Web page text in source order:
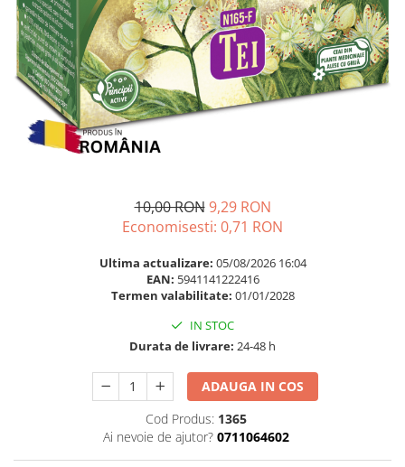
Omega 3
Par si unghii
Probiotice si prebiotice
Prostata
Sanatate urinara
Somn stres si anxietate
Supliment Vitamina C
Supliment Vitamina D3
Ingrijire par
Balsam masca si tratament
Produse cu SPF Pentru Fata
Repelenti insecte
10,00 RON 9,29 RON
Economisesti: 0,71 RON
Ultima actualizare: 05/08/2026 16:04
EAN: 5941141222416
Termen valabilitate: 01/01/2028
IN STOC
Durata de livrare: 24-48 h
ADAUGA IN COS
Cod Produs: 1365
Ai nevoie de ajutor? 0711064602